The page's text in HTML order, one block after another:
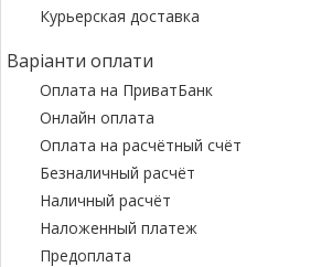
Курьерская доставка
Варіанти оплати
Оплата на ПриватБанк
Онлайн оплата
Оплата на расчётный счёт
Безналичный расчёт
Наличный расчёт
Наложенный платеж
Предоплата